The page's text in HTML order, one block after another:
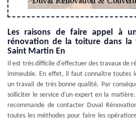
Les raisons de faire appel à
rénovation de la toiture dans la
Saint Martin En
Il est très difficile d'effectuer des travaux de
immeuble. En effet, il faut connaître toutes
un travail de très bonne qualité. Par
solliciter le service d'un expert en la
recommande de contacter Duval
toutes les méthodes pour faire les